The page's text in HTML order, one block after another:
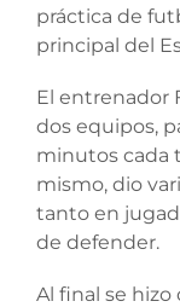
práctica de
principal del
El entrenador
dos equipos,
minutos cada
mismo, dio
tanto en
de defender.
Al final se